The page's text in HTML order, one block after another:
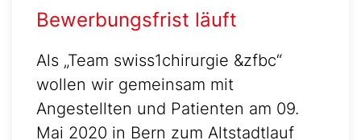
Bewerbungsfrist läuft
Als „Team swiss1chirurgie &zfbc“
wollen wir gemeinsam mit
Angestellten und Patienten am 09.
Mai 2020 in Bern zum Altstadtlauf